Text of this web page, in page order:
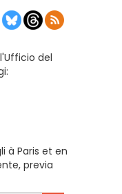
del
à Paris et en
previa